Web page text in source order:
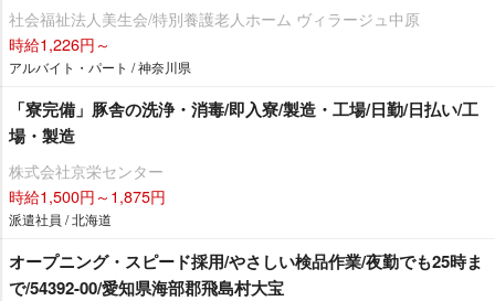
社会福祉法人美生会/特別養護老人ホーム ヴィラージュ中原
時給1,226円～
アルバイト・パート / 神奈川県
「寮完備」豚舎の洗浄・消毒/即入寮/製造・工場/日勤/日払い/工
場・製造
株式会社京栄センター
時給1,500円～1,875円
派遣社員 / 北海道
オープニング・スピード採用/やさしい検品作業/夜勤でも25時ま
で/54392-00/愛知県海部郡飛島村大宝